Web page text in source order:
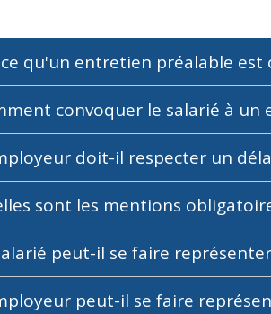
qu'un entretien préalable
convoquer le salarié à
doit-il respecter un
sont les mentions
peut-il se faire
peut-il se faire